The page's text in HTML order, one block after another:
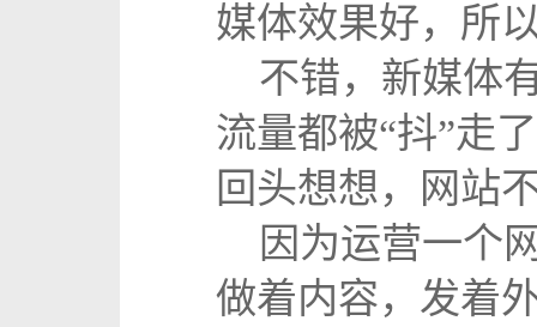
媒体效果好，
不错，新媒体
流量都被“抖”走
回头想想，网站
因为运营一个
做着内容，发着